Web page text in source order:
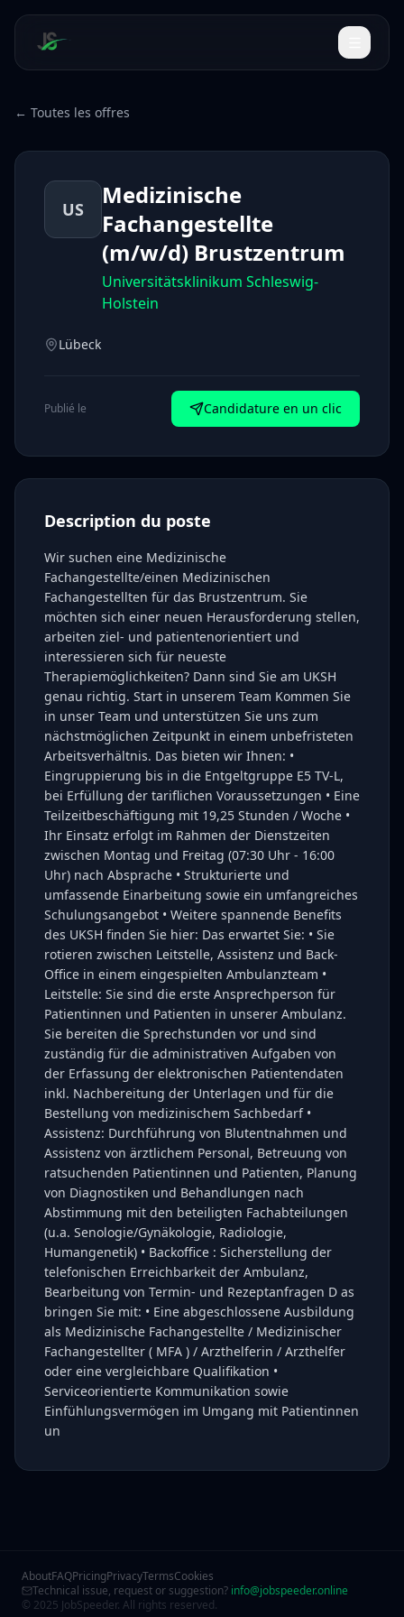
← Toutes les offres
US
Medizinische
Fachangestellte
(m/w/d) Brustzentrum
Universitätsklinikum Schleswig-
Holstein
Lübeck
Publié le Candidature en un clic
Description du poste
Wir suchen eine Medizinische
Fachangestellte/einen Medizinischen
Fachangestellten für das Brustzentrum. Sie
möchten sich einer neuen Herausforderung stellen,
arbeiten ziel- und patientenorientiert und
interessieren sich für neueste
Therapiemöglichkeiten? Dann sind Sie am UKSH
genau richtig. Start in unserem Team Kommen Sie
in unser Team und unterstützen Sie uns zum
nächstmöglichen Zeitpunkt in einem unbefristeten
Arbeitsverhältnis. Das bieten wir Ihnen: •
Eingruppierung bis in die Entgeltgruppe E5 TV-L,
bei Erfüllung der tariflichen Voraussetzungen • Eine
Teilzeitbeschäftigung mit 19,25 Stunden / Woche •
Ihr Einsatz erfolgt im Rahmen der Dienstzeiten
zwischen Montag und Freitag (07:30 Uhr - 16:00
Uhr) nach Absprache • Strukturierte und
umfassende Einarbeitung sowie ein umfangreiches
Schulungsangebot • Weitere spannende Benefits
des UKSH finden Sie hier: Das erwartet Sie: • Sie
rotieren zwischen Leitstelle, Assistenz und Back-
Office in einem eingespielten Ambulanzteam •
Leitstelle: Sie sind die erste Ansprechperson für
Patientinnen und Patienten in unserer Ambulanz.
Sie bereiten die Sprechstunden vor und sind
zuständig für die administrativen Aufgaben von
der Erfassung der elektronischen Patientendaten
inkl. Nachbereitung der Unterlagen und für die
Bestellung von medizinischem Sachbedarf •
Assistenz: Durchführung von Blutentnahmen und
Assistenz von ärztlichem Personal, Betreuung von
ratsuchenden Patientinnen und Patienten, Planung
von Diagnostiken und Behandlungen nach
Abstimmung mit den beteiligten Fachabteilungen
(u.a. Senologie/Gynäkologie, Radiologie,
Humangenetik) • Backoffice : Sicherstellung der
telefonischen Erreichbarkeit der Ambulanz,
Bearbeitung von Termin- und Rezeptanfragen D as
bringen Sie mit: • Eine abgeschlossene Ausbildung
als Medizinische Fachangestellte / Medizinischer
Fachangestellter ( MFA ) / Arzthelferin / Arzthelfer
oder eine vergleichbare Qualifikation •
Serviceorientierte Kommunikation sowie
Einfühlungsvermögen im Umgang mit Patientinnen
un
AboutFAQPricingPrivacyTermsCookies
Technical issue, request or suggestion? info@jobspeeder.online
© 2025 JobSpeeder. All rights reserved.